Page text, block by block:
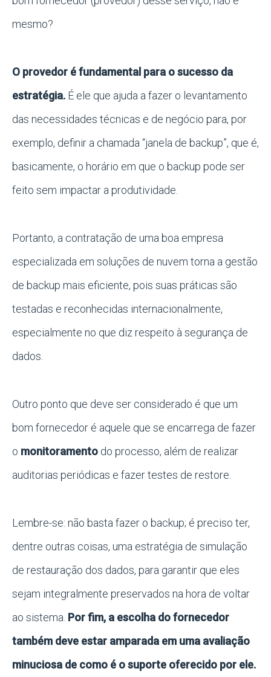
mesmo?
O provedor é fundamental para o sucesso da
estratégia. É ele que ajuda a fazer o levantamento
das necessidades técnicas e de negócio para, por
exemplo, definir a chamada “janela de backup”, que é,
basicamente, o horário em que o backup pode ser
feito sem impactar a produtividade.
Portanto, a contratação de uma boa empresa
especializada em soluções de nuvem torna a gestão
de backup mais eficiente, pois suas práticas são
testadas e reconhecidas internacionalmente,
especialmente no que diz respeito à segurança de
dados.
Outro ponto que deve ser considerado é que um
bom fornecedor é aquele que se encarrega de fazer
o monitoramento do processo, além de realizar
auditorias periódicas e fazer testes de restore.
Lembre-se: não basta fazer o backup; é preciso ter,
dentre outras coisas, uma estratégia de simulação
de restauração dos dados, para garantir que eles
sejam integralmente preservados na hora de voltar
ao sistema. Por fim, a escolha do fornecedor
também deve estar amparada em uma avaliação
minuciosa de como é o suporte oferecido por ele.